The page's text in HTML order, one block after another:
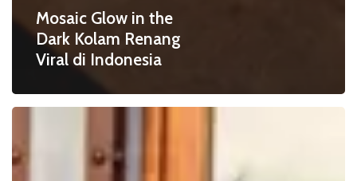
Mosaic Glow in the
Dark Kolam Renang
Viral di Indonesia
Kaca
Recycle